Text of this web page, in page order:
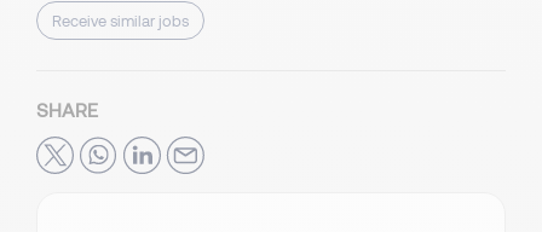
Receive similar jobs
SHARE